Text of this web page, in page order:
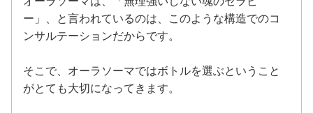
ー」、と言われているのは、このような構造でのコ
ンサルテーションだからです。
そこで、オーラソーマではボトルを選ぶということ
がとても大切になってきます。